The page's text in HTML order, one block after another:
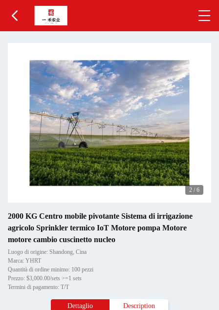
2 / 6
2000 KG Centro mobile pivotante Sistema di irrigazione
agricolo Sprinkler termico IoT Motore pompa Motore
motore cambio cuscinetto nucleo
Luogo di origine: Shandong, Cina
Marca: YHRT
Quantità di ordine minimo: 100 pezzi
Prezzo: $3,000.00/sets >=1 sets
Termini di pagamento: T/T
Dettaglio Description